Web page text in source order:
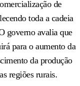
de
toda a cadeia
governo avalia que
para o aumento da
da produção
regiões rurais.